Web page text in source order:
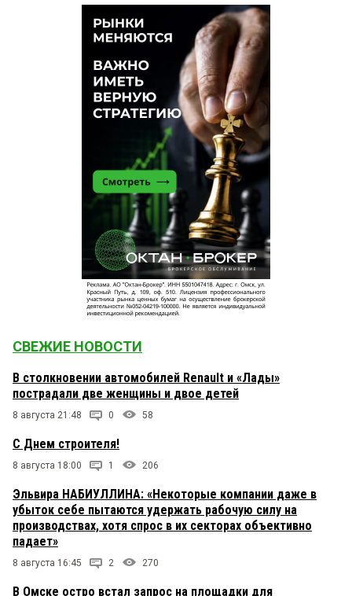
СВЕЖИЕ НОВОСТИ
В столкновении автомобилей Renault и «Лады»
пострадали две женщины и двое детей
8 августа 21:48 0 58
С Днем строителя!
8 августа 18:00 1 206
Эльвира НАБИУЛЛИНА: «Некоторые компании даже в
убыток себе пытаются удержать рабочую силу на
производствах, хотя спрос в их секторах объективно
падает»
8 августа 16:45 2 270
В Омске остро встал запрос на площадки для